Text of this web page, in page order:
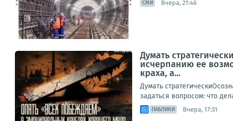
СМИ Вчера, 21:46
Думать
исчерпанию ее
краха, а...
Думать
задаться вопросом: что
ПАБЛИКИ Вчера, 17:31